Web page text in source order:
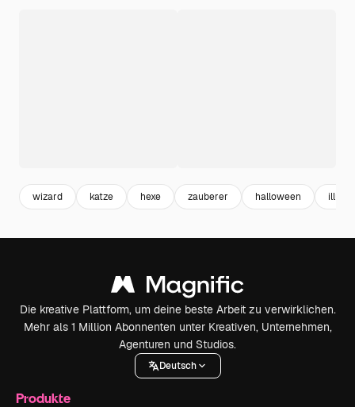
wizard katze hexe zauberer halloween
Die kreative Plattform, um deine beste Arbeit zu verwirklichen.
Mehr als 1 Million Abonnenten unter Kreativen, Unternehmen,
Agenturen und Studios.
Deutsch
Produkte